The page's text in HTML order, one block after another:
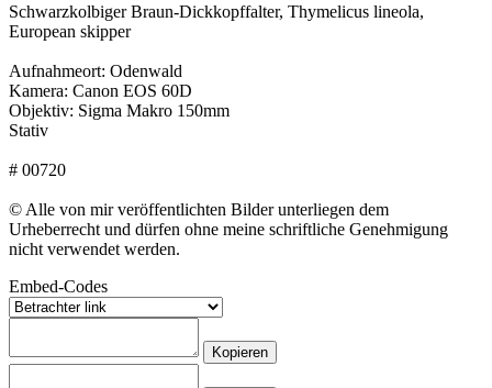
Schwarzkolbiger Braun-Dickkopffalter, Thymelicus lineola,
European skipper
Aufnahmeort: Odenwald
Kamera: Canon EOS 60D
Objektiv: Sigma Makro 150mm
Stativ
# 00720
© Alle von mir veröffentlichten Bilder unterliegen dem
Urheberrecht und dürfen ohne meine schriftliche Genehmigung
nicht verwendet werden.
Embed-Codes
Kopieren